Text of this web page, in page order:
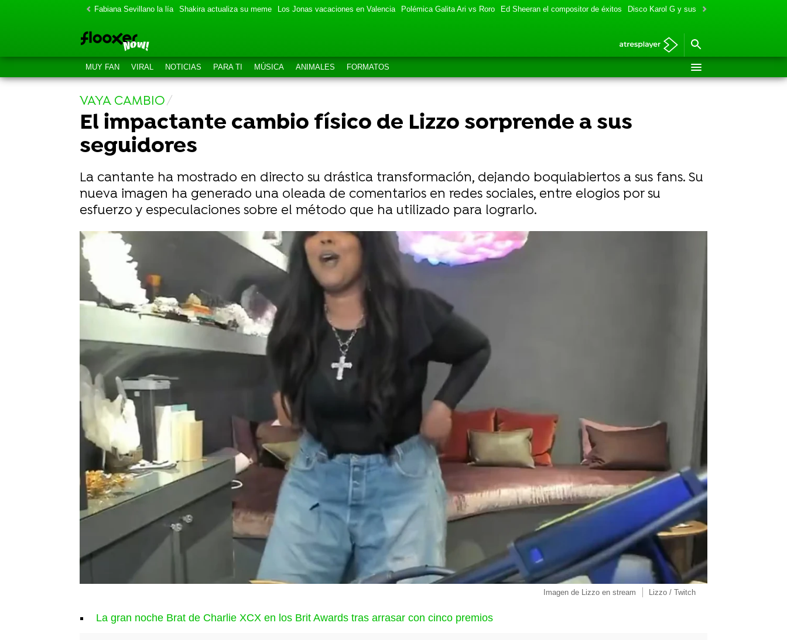
Fabiana Sevillano la lía Shakira actualiza su meme Los Jonas vacaciones en Valencia Polémica Galita Ari vs Roro Ed Sheeran el compositor de éxitos Disco Karol G y sus colaboraciones
MUY FAN VIRAL NOTICIAS PARA TI MÚSICA ANIMALES FORMATOS
VAYA CAMBIO
El impactante cambio físico de Lizzo sorprende a sus
seguidores
La cantante ha mostrado en directo su drástica transformación, dejando boquiabiertos a sus fans. Su
nueva imagen ha generado una oleada de comentarios en redes sociales, entre elogios por su
esfuerzo y especulaciones sobre el método que ha utilizado para lograrlo.
Imagen de Lizzo en stream Lizzo / Twitch
La gran noche Brat de Charlie XCX en los Brit Awards tras arrasar con cinco premios